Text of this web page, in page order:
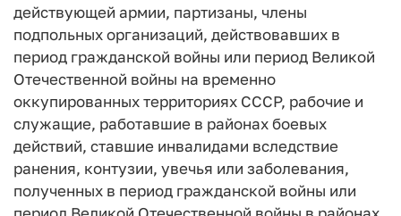
действующей армии, партизаны, члены
подпольных организаций, действовавших в
период гражданской войны или период Великой
Отечественной войны на временно
оккупированных территориях СССР, рабочие и
служащие, работавшие в районах боевых
действий, ставшие инвалидами вследствие
ранения, контузии, увечья или заболевания,
полученных в период гражданской войны или